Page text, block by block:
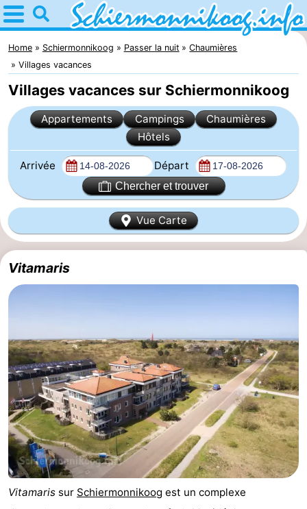
Home
Schiermonnikoog
Astuces
Avec
enfants
national
îles
des
Wadden
Saut
des
Wadden
Mer
des
Wadden
Passer
la
Appartements
Noderstraun
-
Resort
Schierduin
-
Vitamaris
Campings
Chaumières
-
Home Schiermonnikoog Passer la nuit
Chaumières
Villages vacances
Villages vacances sur Schiermonnikoog
Appartements Campings
Chaumières
Hôtels
Arrivée Départ
Chercher et trouver
Vue Carte
Vitamaris
Vitamaris sur Schiermonnikoog est un complexe